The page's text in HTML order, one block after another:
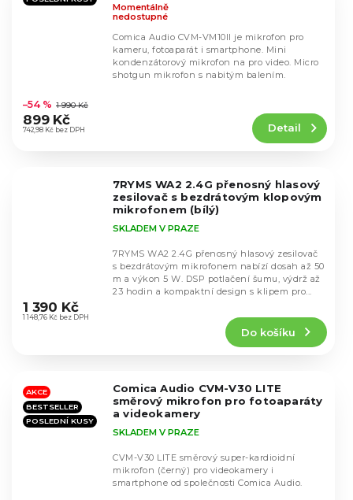
hodnocení
produktu
je
Momentálně
nedostupné
742,98 Kč bez DPH
–54 % 1 990 Kč
899 Kč Detail
Comica Audio CVM-VM10II je mikrofon pro
kameru, fotoaparát i smartphone. Mini
kondenzátorový mikrofon na pro video. Micro
shotgun mikrofon s nabitým balením.
7RYMS WA2 2.4G přenosný hlasový
zesilovač s bezdrátovým klopovým
mikrofonem (bílý)
hodnocení
produktu
hvězdiček.
SKLADEM V PRAZE
1 148,76 Kč bez DPH
1 390 Kč
Do košíku
7RYMS WA2 2.4G přenosný hlasový zesilovač
s bezdrátovým mikrofonem nabízí dosah až 50
m a výkon 5 W. DSP potlačení šumu, výdrž až
23 hodin a kompaktní design s klipem pro...
AKCE
BESTSELLER
POSLEDNÍ KUSY
Comica Audio CVM-V30 LITE
směrový mikrofon pro fotoaparáty
a videokamery
SKLADEM V PRAZE
CVM-V30 LITE směrový super-kardioidní
mikrofon (černý) pro videokamery i
smartphone od společnosti Comica Audio.